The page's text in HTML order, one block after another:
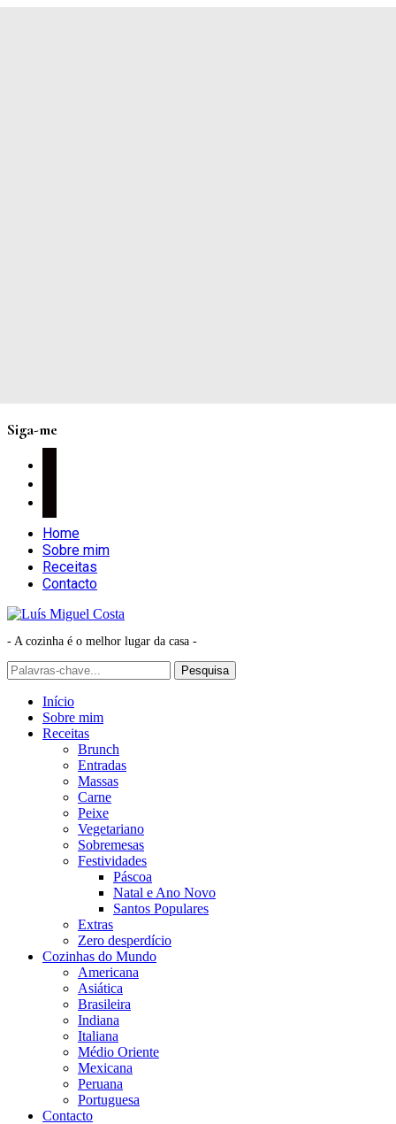
Siga-me
Home
Sobre mim
Receitas
Contacto
- A cozinha é o melhor lugar da casa -
Início
Sobre mim
Receitas
Brunch
Entradas
Massas
Carne
Peixe
Vegetariano
Sobremesas
Festividades
Páscoa
Natal e Ano Novo
Santos Populares
Extras
Zero desperdício
Cozinhas do Mundo
Americana
Asiática
Brasileira
Indiana
Italiana
Médio Oriente
Mexicana
Peruana
Portuguesa
Contacto